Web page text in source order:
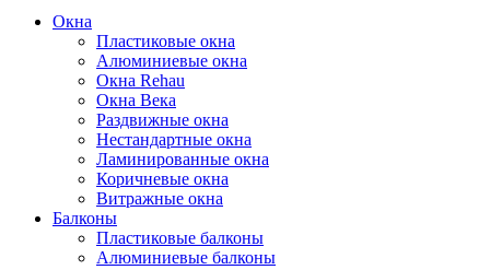
Окна
Пластиковые окна
Алюминиевые окна
Окна Rehau
Окна Века
Раздвижные окна
Нестандартные окна
Ламинированные окна
Коричневые окна
Витражные окна
Балконы
Пластиковые балконы
Алюминиевые балконы